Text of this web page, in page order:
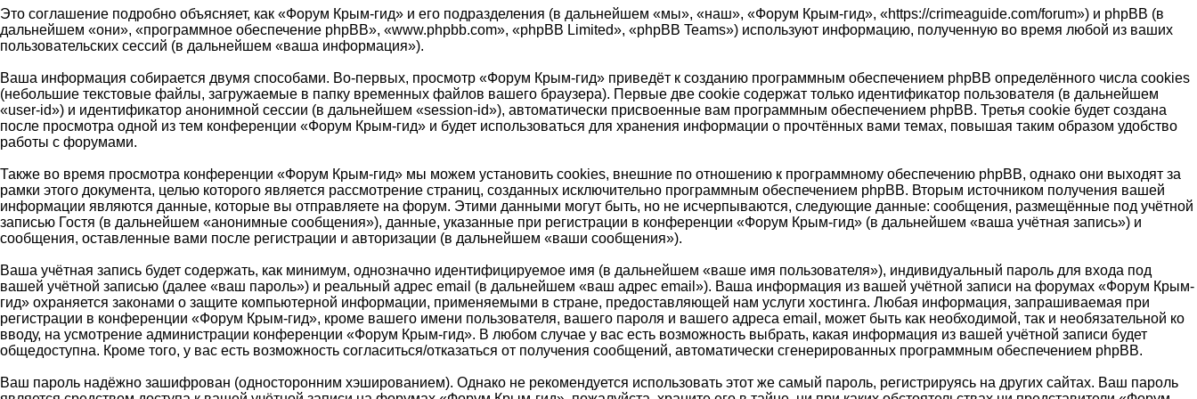
Это соглашение подробно объясняет, как «Форум Крым-гид» и его подразделения (в дальнейшем «мы», «наш», «Форум Крым-гид», «https://crimeaguide.com/forum») и phpBB (в
дальнейшем «они», «программное обеспечение phpBB», «www.phpbb.com», «phpBB Limited», «phpBB Teams») используют информацию, полученную во время любой из ваших
пользовательских сессий (в дальнейшем «ваша информация»).
Ваша информация собирается двумя способами. Во-первых, просмотр «Форум Крым-гид» приведёт к созданию программным обеспечением phpBB определённого числа cookies
(небольшие текстовые файлы, загружаемые в папку временных файлов вашего браузера). Первые две cookie содержат только идентификатор пользователя (в дальнейшем
«user-id») и идентификатор анонимной сессии (в дальнейшем «session-id»), автоматически присвоенные вам программным обеспечением phpBB. Третья cookie будет создана
после просмотра одной из тем конференции «Форум Крым-гид» и будет использоваться для хранения информации о прочтённых вами темах, повышая таким образом удобство
работы с форумами.
Также во время просмотра конференции «Форум Крым-гид» мы можем установить cookies, внешние по отношению к программному обеспечению phpBB, однако они выходят за
рамки этого документа, целью которого является рассмотрение страниц, созданных исключительно программным обеспечением phpBB. Вторым источником получения вашей
информации являются данные, которые вы отправляете на форум. Этими данными могут быть, но не исчерпываются, следующие данные: сообщения, размещённые под учётной
записью Гостя (в дальнейшем «анонимные сообщения»), данные, указанные при регистрации в конференции «Форум Крым-гид» (в дальнейшем «ваша учётная запись») и
сообщения, оставленные вами после регистрации и авторизации (в дальнейшем «ваши сообщения»).
Ваша учётная запись будет содержать, как минимум, однозначно идентифицируемое имя (в дальнейшем «ваше имя пользователя»), индивидуальный пароль для входа под
вашей учётной записью (далее «ваш пароль») и реальный адрес email (в дальнейшем «ваш адрес email»). Ваша информация из вашей учётной записи на форумах «Форум Крым-
гид» охраняется законами о защите компьютерной информации, применяемыми в стране, предоставляющей нам услуги хостинга. Любая информация, запрашиваемая при
регистрации в конференции «Форум Крым-гид», кроме вашего имени пользователя, вашего пароля и вашего адреса email, может быть как необходимой, так и необязательной ко
вводу, на усмотрение администрации конференции «Форум Крым-гид». В любом случае у вас есть возможность выбрать, какая информация из вашей учётной записи будет
общедоступна. Кроме того, у вас есть возможность согласиться/отказаться от получения сообщений, автоматически сгенерированных программным обеспечением phpBB.
Ваш пароль надёжно зашифрован (односторонним хэшированием). Однако не рекомендуется использовать этот же самый пароль, регистрируясь на других сайтах. Ваш пароль